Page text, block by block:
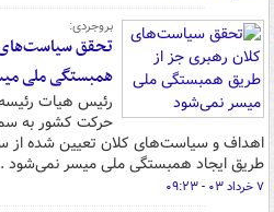
بروجردی:
تحقق
همبستگی ملی
رئیس هیات
حرکت کشور به
اهداف و سیاست‌های کلان تعیین شده از
طریق ایجاد همبستگی ملی میسر نمی‌شود .
۷ خرداد ۰۳ - ۰۹:۲۳